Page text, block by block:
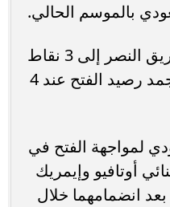
بالموسم الحالي.
بتلك النتيجة يرتفع رصيد فريق النصر إلى 3 نقاط
في المركز العاشر، فيما تجمد رصيد الفتح عند 4
لمواجهة الفتح في
أوتافيو وإيمريك
بعد انضمامهما خلال